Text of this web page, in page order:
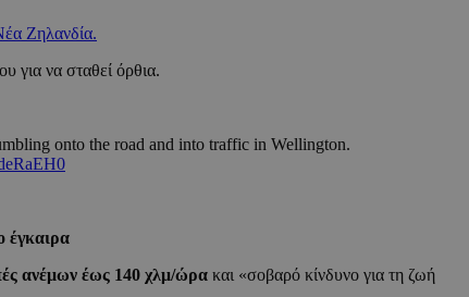
Ζηλανδία.
για να σταθεί όρθια.
onto the road and into traffic in Wellington.
έγκαιρα
ανέμων έως 140 χλμ/ώρα και «σοβαρό κίνδυνο για τη ζωή